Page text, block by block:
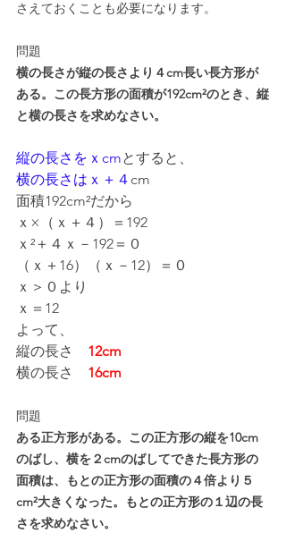
さえておくことも必要になります。
問題
横の長さが縦の長さより４cm長い長方形が
ある。この長方形の面積が192cm²のとき、縦
と横の長さを求めなさい。
縦の長さをｘcmとすると、
横の長さはｘ＋４ cm
面積192cm²だから
ｘ×（ｘ＋４）＝192
ｘ²＋４ｘ－192＝０
（ｘ＋16）（ｘ－12）＝０
ｘ＞０より
ｘ＝12
よって、
縦の長さ 12cm
横の長さ 16cm
問題
ある正方形がある。この正方形の縦を10cm
のばし、横を２cmのばしてできた長方形の
面積は、もとの正方形の面積の４倍より５
cm²大きくなった。もとの正方形の１辺の長
さを求めなさい。